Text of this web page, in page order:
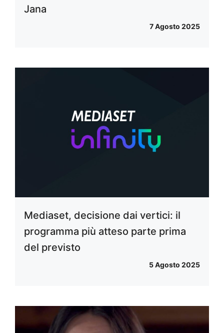
Jana
7 Agosto 2025
Mediaset, decisione dai vertici: il
programma più atteso parte prima
del previsto
5 Agosto 2025